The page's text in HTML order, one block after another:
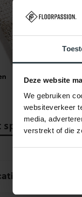
Deze website
We gebruiken
websiteverkeer
media,
verstrekt of die
specificaties